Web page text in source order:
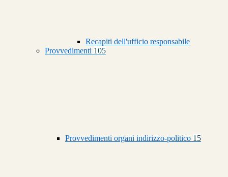
Recapiti dell'ufficio responsabile
Provvedimenti 105
Provvedimenti organi indirizzo-politico 15